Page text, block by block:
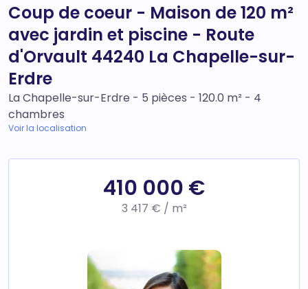
Coup de coeur - Maison de 120 m²
avec jardin et piscine - Route
d'Orvault 44240 La Chapelle-sur-
Erdre
La Chapelle-sur-Erdre - 5 pièces - 120.0 m² - 4
chambres
Voir la localisation
410 000 €
3 417 € / m²